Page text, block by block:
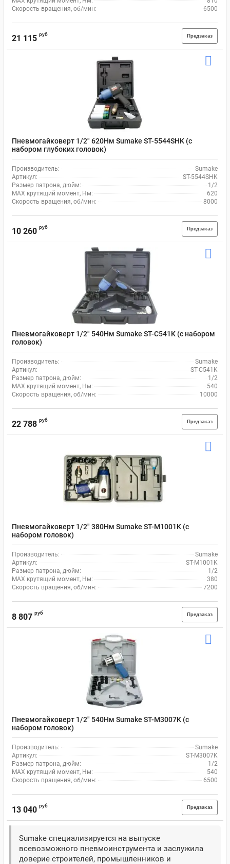
Скорость вращения, об/мин:
6500
21 115 руб Предзаказ
Пневмогайковерт 1/2" 620Нм Sumake ST-5544SHK (с
набором глубоких головок)
Производитель:
Sumake
Артикул:
ST-5544SHK
Размер патрона, дюйм:
1/2
MAX крутящий момент, Нм:
620
Скорость вращения, об/мин:
8000
10 260 руб Предзаказ
Пневмогайковерт 1/2" 540Нм Sumake ST-C541K (с набором
головок)
Производитель:
Sumake
Артикул:
ST-C541K
Размер патрона, дюйм:
1/2
MAX крутящий момент, Нм:
540
Скорость вращения, об/мин:
10000
22 788 руб Предзаказ
Пневмогайковерт 1/2" 380Нм Sumake ST-M1001K (с
набором головок)
Производитель:
Sumake
Артикул:
ST-M1001K
Размер патрона, дюйм:
1/2
MAX крутящий момент, Нм:
380
Скорость вращения, об/мин:
7200
8 807 руб Предзаказ
Пневмогайковерт 1/2" 540Нм Sumake ST-M3007K (с
набором головок)
Производитель:
Sumake
Артикул:
ST-M3007K
Размер патрона, дюйм:
1/2
MAX крутящий момент, Нм:
540
Скорость вращения, об/мин:
6500
13 040 руб Предзаказ
Sumake специализируется на выпуске
всевозможного пневмоинструмента и заслужила
доверие строителей, промышленников и